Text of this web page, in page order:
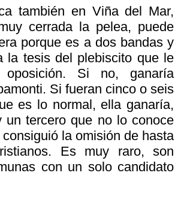
también en Viña del Mar,
cerrada la pelea, puede
porque es a dos bandas y
la tesis del plebiscito que le
Si no, ganaría
Si fueran cinco o seis
es lo normal, ella ganaría,
un tercero que no lo conoce
la omisión de hasta
Es muy raro, son
con un solo candidato